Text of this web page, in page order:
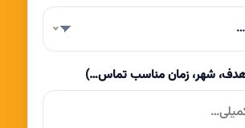
شهر، زمان مناسب تماس…)